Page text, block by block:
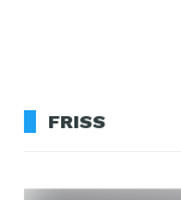
FRISS